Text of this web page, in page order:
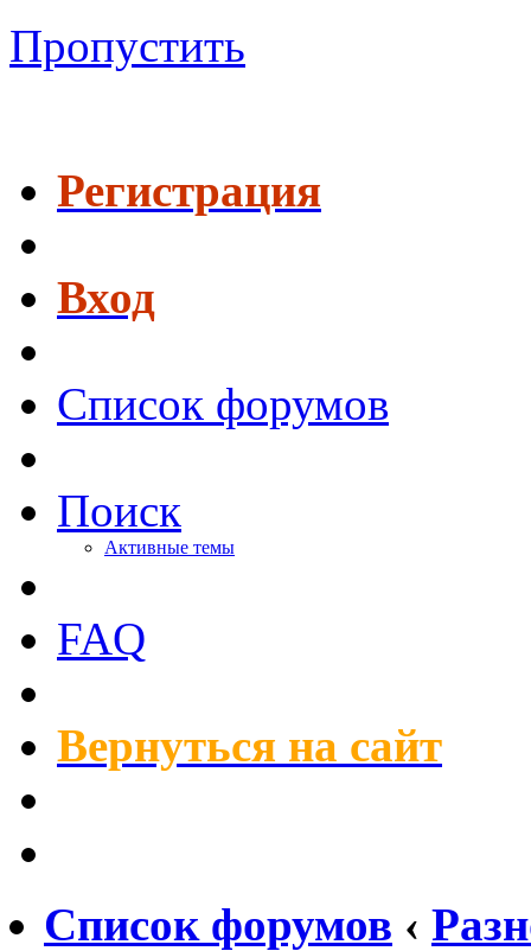
Пропустить
Регистрация
Вход
Список форумов
Поиск
Активные темы
FAQ
Вернуться на сайт
Список форумов ‹